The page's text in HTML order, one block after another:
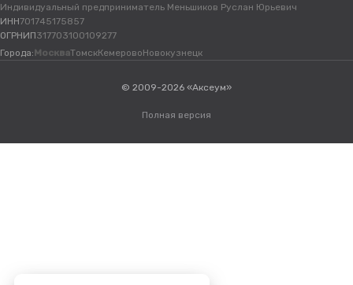
Индивидуальный предприниматель Меньшиков Руслан Юрьевич
ИНН701745175857
ОГРНИП317703100109277
Города: МоскваТомскКемеровоНовокузнецк
© 2009-2026 «Аксеум»
Полная версия